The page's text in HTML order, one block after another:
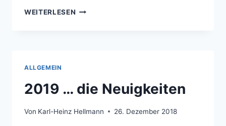
WEITERLESEN 2020
ALLGEMEIN
2019 … die Neuigkeiten
Von Karl-Heinz Hellmann 26. Dezember 2018